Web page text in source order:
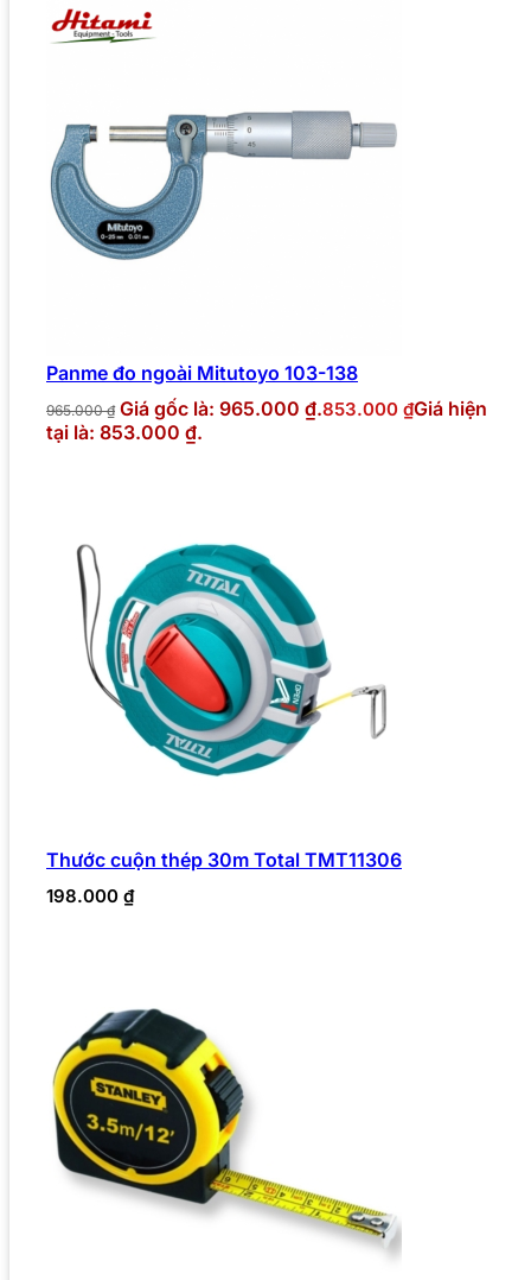
Panme đo ngoài Mitutoyo 103-138
965.000₫ Giá gốc là: 965.000 ₫.853.000 ₫Giá hiện
tại là: 853.000 ₫.
Thước cuộn thép 30m Total TMT11306
198.000 ₫